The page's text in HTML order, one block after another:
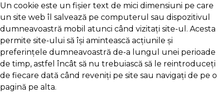
Un cookie este un fișier text de mici dimensiuni pe care
un site web îl salvează pe computerul sau dispozitivul
dumneavoastră mobil atunci când vizitați site-ul. Acesta
permite site-ului să își amintească acțiunile și
preferințele dumneavoastră de-a lungul unei perioade
de timp, astfel încât să nu trebuiască să le reintroduceți
de fiecare dată când reveniți pe site sau navigați de pe o
pagină pe alta.